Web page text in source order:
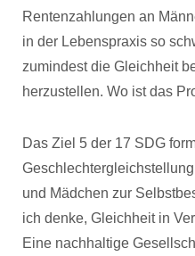
Rentenzahlungen an
in der Lebenspraxis so
zumindest die Gleichheit
herzustellen. Wo ist das
Das Ziel 5 der 17 SDG
und Mädchen zur
ich denke, Gleichheit in
Eine nachhaltige